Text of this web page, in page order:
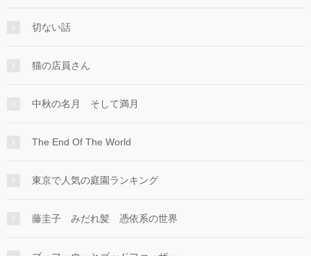
切ない話
猫の店員さん
中秋の名月 そして満月
The End Of The World
東京で人気の庭園ランキング
藤圭子 みだれ髪 憑依系の世界